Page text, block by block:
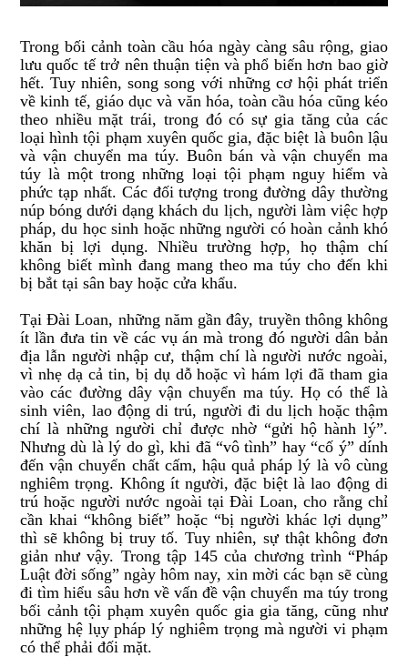
Trong bối cảnh toàn cầu hóa ngày càng sâu rộng, giao
lưu quốc tế trở nên thuận tiện và phổ biến hơn bao giờ
hết. Tuy nhiên, song song với những cơ hội phát triển
về kinh tế, giáo dục và văn hóa, toàn cầu hóa cũng kéo
theo nhiều mặt trái, trong đó có sự gia tăng của các
loại hình tội phạm xuyên quốc gia, đặc biệt là buôn lậu
và vận chuyển ma túy. Buôn bán và vận chuyển ma
túy là một trong những loại tội phạm nguy hiểm và
phức tạp nhất. Các đối tượng trong đường dây thường
núp bóng dưới dạng khách du lịch, người làm việc hợp
pháp, du học sinh hoặc những người có hoàn cảnh khó
khăn bị lợi dụng. Nhiều trường hợp, họ thậm chí
không biết mình đang mang theo ma túy cho đến khi
bị bắt tại sân bay hoặc cửa khẩu.
Tại Đài Loan, những năm gần đây, truyền thông không
ít lần đưa tin về các vụ án mà trong đó người dân bản
địa lẫn người nhập cư, thậm chí là người nước ngoài,
vì nhẹ dạ cả tin, bị dụ dỗ hoặc vì hám lợi đã tham gia
vào các đường dây vận chuyển ma túy. Họ có thể là
sinh viên, lao động di trú, người đi du lịch hoặc thậm
chí là những người chỉ được nhờ “gửi hộ hành lý”.
Nhưng dù là lý do gì, khi đã “vô tình” hay “cố ý” dính
đến vận chuyển chất cấm, hậu quả pháp lý là vô cùng
nghiêm trọng. Không ít người, đặc biệt là lao động di
trú hoặc người nước ngoài tại Đài Loan, cho rằng chỉ
cần khai “không biết” hoặc “bị người khác lợi dụng”
thì sẽ không bị truy tố. Tuy nhiên, sự thật không đơn
giản như vậy. Trong tập 145 của chương trình “Pháp
Luật đời sống” ngày hôm nay, xin mời các bạn sẽ cùng
đi tìm hiểu sâu hơn về vấn đề vận chuyển ma túy trong
bối cảnh tội phạm xuyên quốc gia gia tăng, cũng như
những hệ lụy pháp lý nghiêm trọng mà người vi phạm
có thể phải đối mặt.